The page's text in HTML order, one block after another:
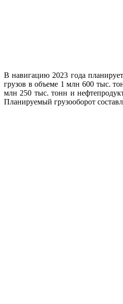
В навигацию 2023 года
грузов в объеме 1 млн 600 тыс.
млн 250 тыс. тонн и
Планируемый грузооборот